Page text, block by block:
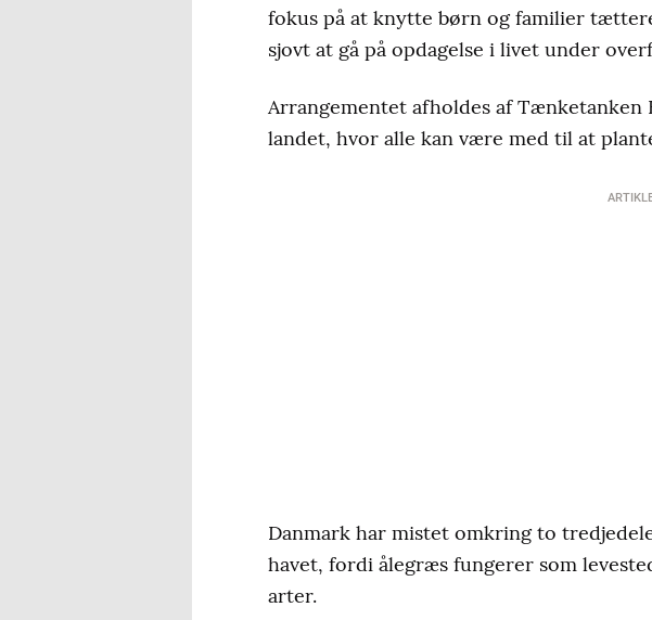
fokus på at knytte børn og familier
sjovt at gå på opdagelse i livet under
Arrangementet afholdes af Tænketanken
landet, hvor alle kan være med til at
Danmark har mistet omkring to
havet, fordi ålegræs fungerer som
arter.